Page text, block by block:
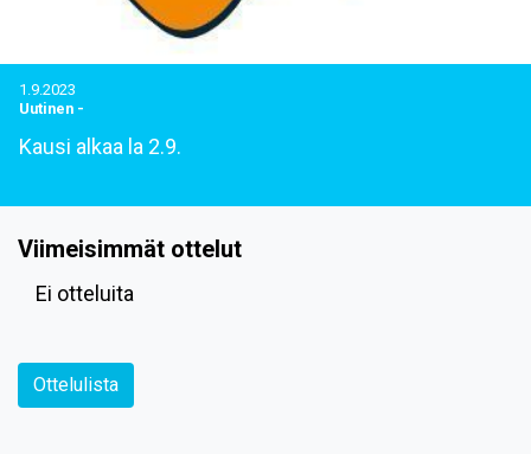
1.9.2023
Uutinen -
Kausi alkaa la 2.9.
Viimeisimmät ottelut
Ei otteluita
Ottelulista